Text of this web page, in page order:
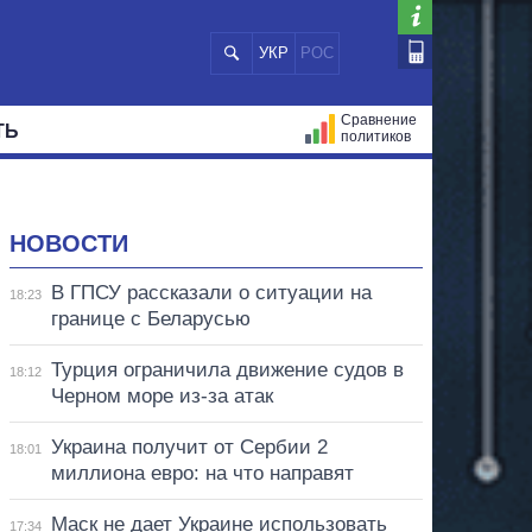
УКР РОС
Сравнение
политиков
НОВОСТИ
18:23
В ГПСУ рассказали о ситуации на
границе с Беларусью
18:12
Турция ограничила движение судов в
Черном море из-за атак
18:01
Украина получит от Сербии 2
миллиона евро: на что направят
17:34
Маск не дает Украине использовать